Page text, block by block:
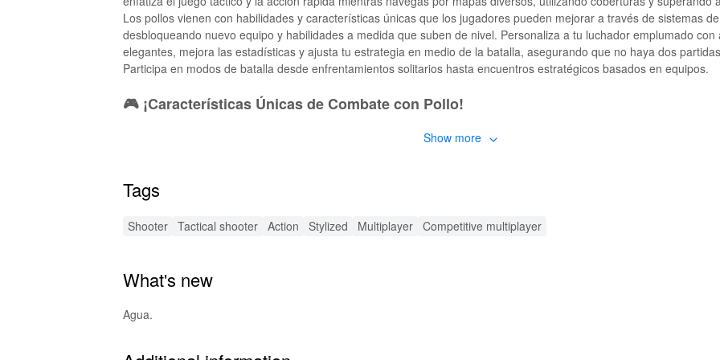
Los pollos vienen con habilidades y características únicas que los jugadores pueden mejorar a través de sistemas
desbloqueando nuevo equipo y habilidades a medida que suben de nivel. Personaliza a tu luchador emplumado con
elegantes, mejora las estadísticas y ajusta tu estrategia en medio de la batalla, asegurando que no haya dos
Participa en modos de batalla desde enfrentamientos solitarios hasta encuentros estratégicos basados en equipos.
🎮 ¡Características Únicas de Combate con Pollo!
🐥 Arsenal Diverso de Aves: Empuña una variedad de armas con temática de aves de corral, desde huevos
estrategia y reflejos rápidos para superar a tus oponentes. 📈 Sistemas de Progresión: Mejora tus pollos, desbloquea
El MOD APK de Chicken Gun introduce una serie de mejoras diseñadas para la satisfacción máxima del juego. Con
destacar en cada partida. Los aumentadores de daño mejorados aseguran que domines cada batalla, mientras que
Show more
Tags
Shooter Tactical shooter Action Stylized Multiplayer Competitive multiplayer
What's new
Agua.